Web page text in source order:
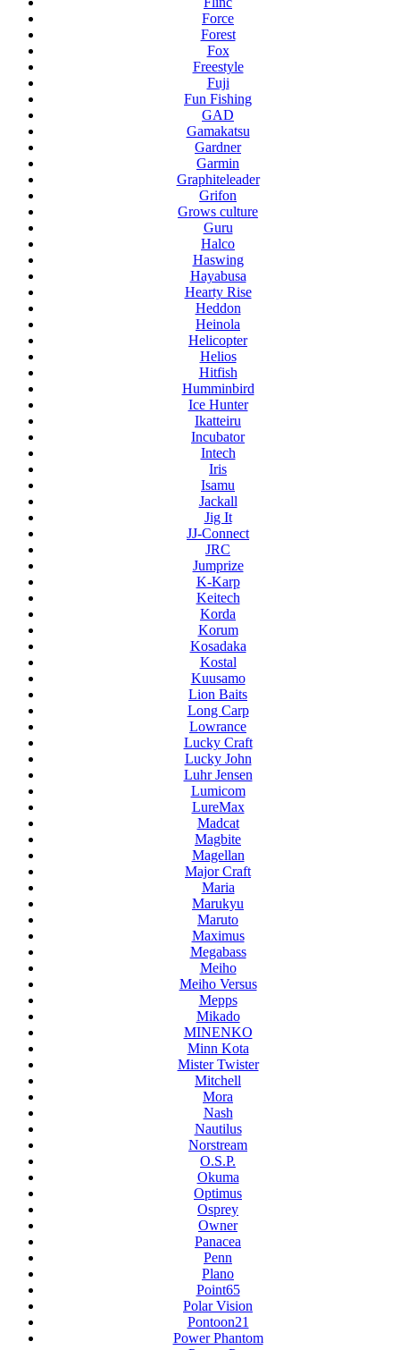
Force
Forest
Fox
Freestyle
Fuji
Fun Fishing
GAD
Gamakatsu
Gardner
Garmin
Graphiteleader
Grifon
Grows culture
Guru
Halco
Haswing
Hayabusa
Hearty Rise
Heddon
Heinola
Helicopter
Helios
Hitfish
Humminbird
Ice Hunter
Ikatteiru
Incubator
Intech
Iris
Isamu
Jackall
Jig It
JJ-Connect
JRC
Jumprize
K-Karp
Keitech
Korda
Korum
Kosadaka
Kostal
Kuusamo
Lion Baits
Long Carp
Lowrance
Lucky Craft
Lucky John
Luhr Jensen
Lumicom
LureMax
Madcat
Magbite
Magellan
Major Craft
Maria
Marukyu
Maruto
Maximus
Megabass
Meiho
Meiho Versus
Mepps
Mikado
MINENKO
Minn Kota
Mister Twister
Mitchell
Mora
Nash
Nautilus
Norstream
O.S.P.
Okuma
Optimus
Osprey
Owner
Panacea
Penn
Plano
Point65
Polar Vision
Pontoon21
Power Phantom